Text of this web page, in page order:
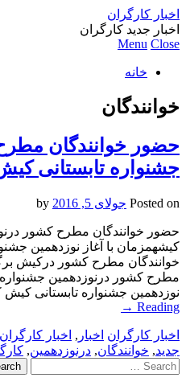
اخبار کارگران
اخبار جدید کارگران
Menu Close
خانه
خوانندگان
حضور خوانندگان
جشنواره تابستانی
Posted on جولای 5, 2016
حضور خوانندگان مطرح کشور
کیشهمزمان با آغاز نوزدهمین
خوانندگان مطرح کشور درکیش
مطرح کشور درنوزدهمین جشنواره
نوزدهمین جشنواره تابستانی
Reading
→
اخبار کارگران اخبار , اخبار کارگران
جدید, خوانندگان, درنوزدهمین,
Search
for: